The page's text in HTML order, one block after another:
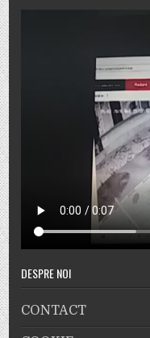
DESPRE NOI
CONTACT